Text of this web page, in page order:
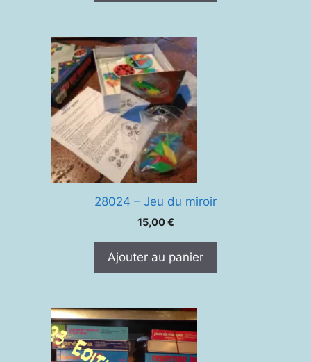
28024 – Jeu du miroir
15,00€
Ajouter au panier